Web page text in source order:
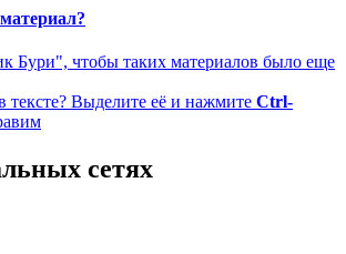
Бури", чтобы таких материалов было еще
тексте? Выделите её и нажмите Ctrl-
сетях